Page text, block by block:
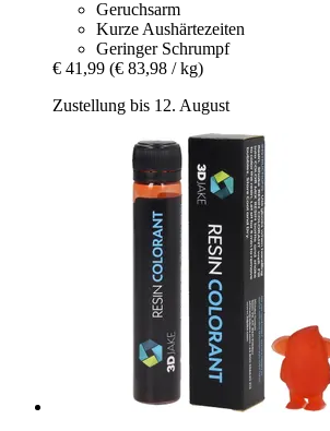
Geruchsarm
Kurze Aushärtezeiten
Geringer Schrumpf
€ 41,99 (€ 83,98 / kg)
Zustellung bis 12. August